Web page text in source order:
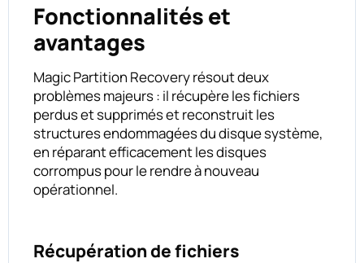
Fonctionnalités et
avantages
Magic Partition Recovery résout deux
problèmes majeurs : il récupère les fichiers
perdus et supprimés et reconstruit les
structures endommagées du disque système,
en réparant efficacement les disques
corrompus pour le rendre à nouveau
opérationnel.
Récupération de fichiers